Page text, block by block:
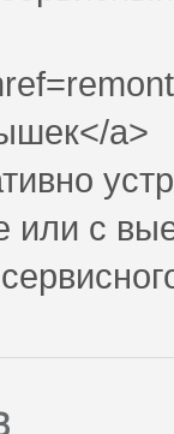
a>
или с